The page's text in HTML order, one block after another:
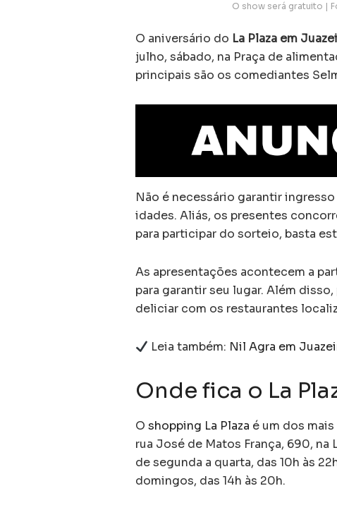
O show será gratuito |
O aniversário do La Plaza em
julho, sábado, na Praça de
principais são os comediantes
Não é necessário garantir
idades. Aliás, os presentes
para participar do sorteio, basta
As apresentações acontecem a
para garantir seu lugar. Além
deliciar com os restaurantes
Leia também: Nil Agra em
Onde fica o La
O shopping La Plaza é um dos
rua José de Matos França, 690,
de segunda a quarta, das 10h às
domingos, das 14h às 20h.